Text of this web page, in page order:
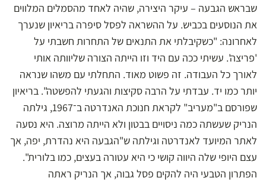
שבראש הגבעה – עיקר היצירה, שהיה לאחד מהסמלים המלווים
את הנוסעים בכביש. על ההשראה לפסל סיפרה בריאיון שנערך
לאחרונה: "כשקיבלתי את התנאים של התחרות חשבתי על
'פריצה'. עשיתי ככה עם היד וזו הייתה הצורה שליוותה אותי
לאורך כל העבודה. זה פשוט מאוד. התחלתי עם משהו שנראה
יותר כמו יד. עבדתי על הרבה סקיצות והגעתי להפשטה". בריאיון
שפורסם ב"מעריב" לקראת חנוכת האנדרטה ב־1967, גילתה
הנריק שעשתה כמה ניסויים בבטון ולא הייתה מרוצה. היא נסעה
לאתר המיועד לאנדרטה וגילתה ש"הגבעה היא נהדרת, יפה, אך
עצם היופי שלה היווה קושי כי היא עטורה בעצים, כמו בלורית".
הפתרון הטבעי היה להקים פסל גבוה, אך הנריק ראתה